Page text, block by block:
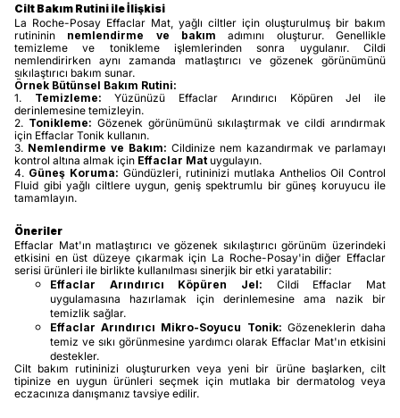
Cilt Bakım Rutini ile İlişkisi
La Roche-Posay Effaclar Mat, yağlı ciltler için oluşturulmuş bir bakım
rutininin nemlendirme ve bakım adımını oluşturur. Genellikle
temizleme ve tonikleme işlemlerinden sonra uygulanır. Cildi
nemlendirirken aynı zamanda matlaştırıcı ve gözenek görünümünü
sıkılaştırıcı bakım sunar.
Örnek Bütünsel Bakım Rutini:
1. Temizleme: Yüzünüzü Effaclar Arındırıcı Köpüren Jel ile
derinlemesine temizleyin.
2. Tonikleme: Gözenek görünümünü sıkılaştırmak ve cildi arındırmak
için Effaclar Tonik kullanın.
3. Nemlendirme ve Bakım: Cildinize nem kazandırmak ve parlamayı
kontrol altına almak için Effaclar Mat uygulayın.
4. Güneş Koruma: Gündüzleri, rutininizi mutlaka Anthelios Oil Control
Fluid gibi yağlı ciltlere uygun, geniş spektrumlu bir güneş koruyucu ile
tamamlayın.
Öneriler
Effaclar Mat'ın matlaştırıcı ve gözenek sıkılaştırıcı görünüm üzerindeki
etkisini en üst düzeye çıkarmak için La Roche-Posay'in diğer Effaclar
serisi ürünleri ile birlikte kullanılması sinerjik bir etki yaratabilir:
Effaclar Arındırıcı Köpüren Jel: Cildi Effaclar Mat
uygulamasına hazırlamak için derinlemesine ama nazik bir
temizlik sağlar.
Effaclar Arındırıcı Mikro-Soyucu Tonik: Gözeneklerin daha
temiz ve sıkı görünmesine yardımcı olarak Effaclar Mat'ın etkisini
destekler.
Cilt bakım rutininizi oluştururken veya yeni bir ürüne başlarken, cilt
tipinize en uygun ürünleri seçmek için mutlaka bir dermatolog veya
eczacınıza danışmanız tavsiye edilir.